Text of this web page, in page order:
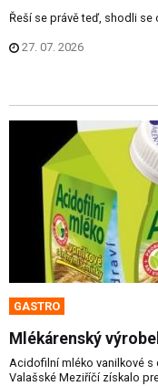
Řeší se právě teď, shodli se
27. 07. 2026
GASTRO
Mlékárenský
Acidofilní mléko vanilkové s
Valašské Meziříčí získalo